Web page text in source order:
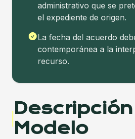
administrativo que se
el expediente de origen.
La fecha del acuerdo
contemporánea a la
recurso.
Descripción
Modelo